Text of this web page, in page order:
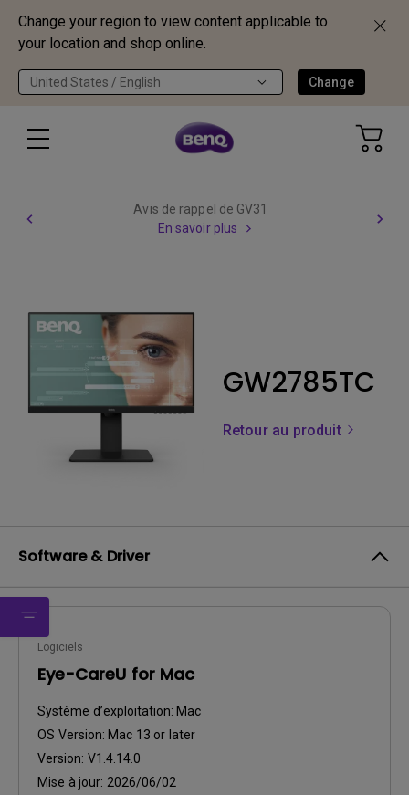
Change your region to view content applicable to
your location and shop online.
United States / English Change
Avis de rappel de GV31
En savoir plus
GW2785TC
Retour au produit
Software & Driver
Logiciels
Eye-CareU for Mac
Système d’exploitation: Mac
OS Version: Mac 13 or later
Version: V1.4.14.0
Mise à jour: 2026/06/02